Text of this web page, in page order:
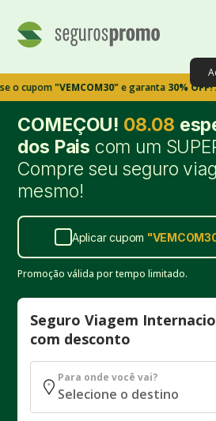
"VEMCOM30"e garanta30% OFF!
COMEÇOU! 08.08
dos Pais com um
Compre seu seguro
mesmo!
Aplicar cupom "
Promoção válida por tempo limitado.
Seguro Viagem
com desconto
Para onde você vai?